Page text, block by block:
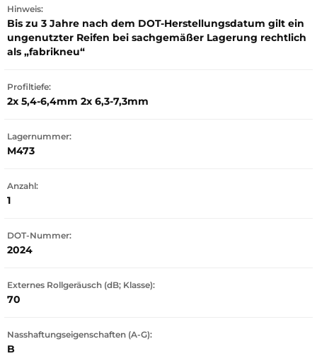
Hinweis:
Bis zu 3 Jahre nach dem DOT-Herstellungsdatum gilt ein
ungenutzter Reifen bei sachgemäßer Lagerung rechtlich
als „fabrikneu“
Profiltiefe:
2x 5,4-6,4mm 2x 6,3-7,3mm
Lagernummer:
M473
Anzahl:
1
DOT-Nummer:
2024
Externes Rollgeräusch (dB; Klasse):
70
Nasshaftungseigenschaften (A-G):
B